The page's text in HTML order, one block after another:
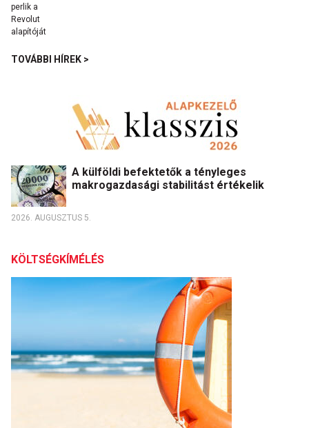
TOVÁBBI HÍREK >
A külföldi befektetők a tényleges
makrogazdasági stabilitást értékelik
2026. AUGUSZTUS 5.
KÖLTSÉGKÍMÉLÉS